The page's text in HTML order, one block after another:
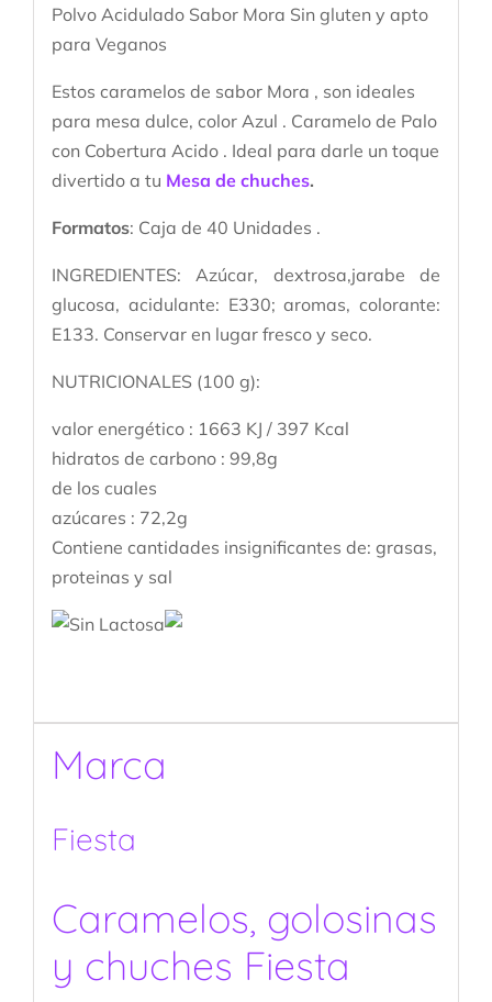
Polvo Acidulado Sabor Mora Sin gluten y apto
para Veganos
Estos caramelos de sabor Mora , son ideales
para mesa dulce, color Azul . Caramelo de Palo
con Cobertura Acido. Ideal para darle un toque
divertido a tu Mesa de chuches.
Formatos: Caja de 40 Unidades .
INGREDIENTES: Azúcar, dextrosa,jarabe de
glucosa, acidulante: E330; aromas, colorante:
E133. Conservar en lugar fresco y seco.
NUTRICIONALES (100 g):
valor energético : 1663 KJ / 397 Kcal
hidratos de carbono : 99,8g
de los cuales
azúcares : 72,2g
Contiene cantidades insignificantes de: grasas,
proteinas y sal
Marca
Fiesta
Caramelos, golosinas
y chuches Fiesta